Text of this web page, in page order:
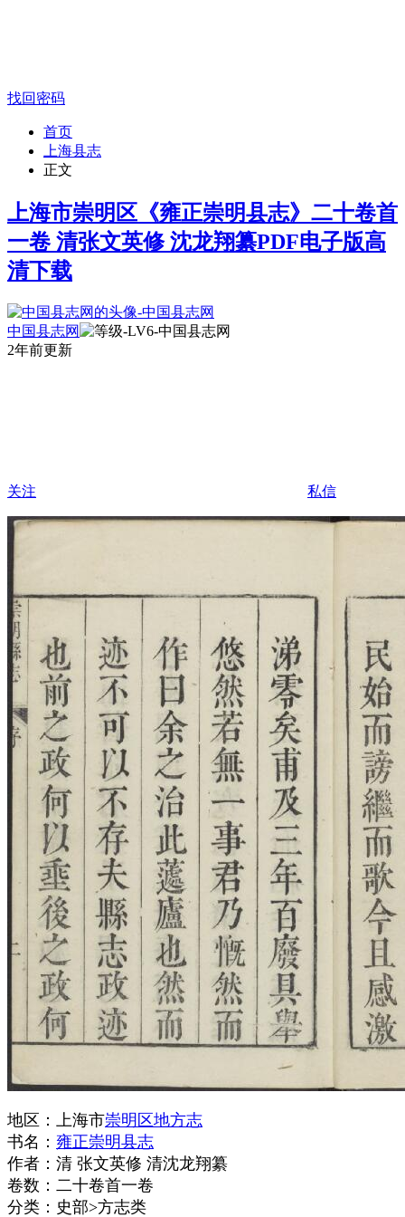
找回密码
首页
上海县志
正文
上海市崇明区《雍正崇明县志》二十卷首
一卷 清张文英修 沈龙翔纂PDF电子版高
清下载
中国县志网
2年前更新
关注 私信
地区：上海市崇明区地方志
书名： 雍正崇明县志
作者：清 张文英修 清沈龙翔纂
卷数：二十卷首一卷
分类：史部>方志类